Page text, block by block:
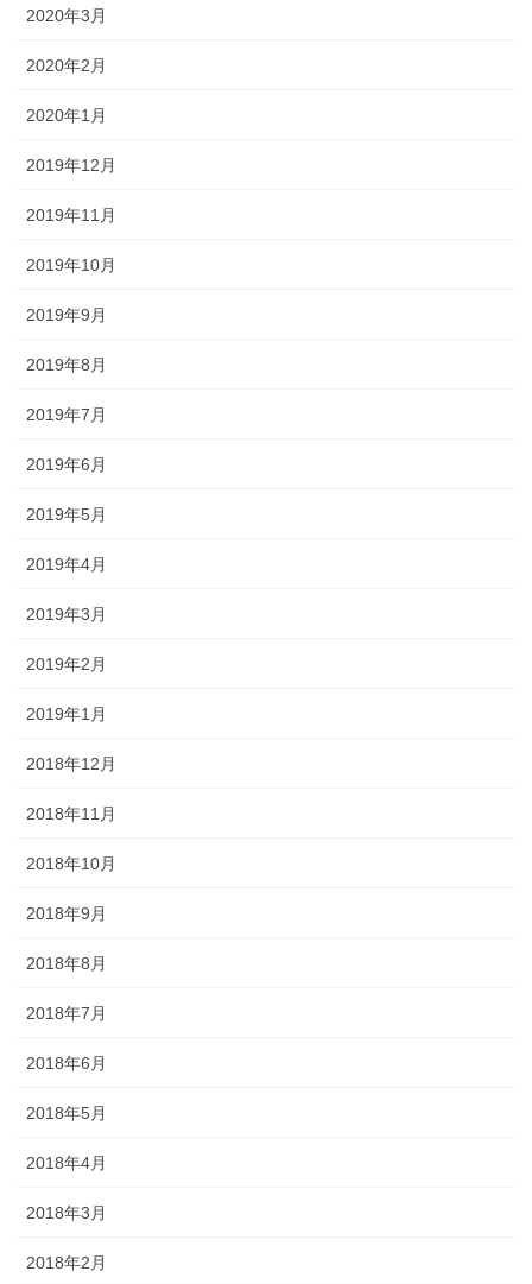
2020年3月
2020年2月
2020年1月
2019年12月
2019年11月
2019年10月
2019年9月
2019年8月
2019年7月
2019年6月
2019年5月
2019年4月
2019年3月
2019年2月
2019年1月
2018年12月
2018年11月
2018年10月
2018年9月
2018年8月
2018年7月
2018年6月
2018年5月
2018年4月
2018年3月
2018年2月